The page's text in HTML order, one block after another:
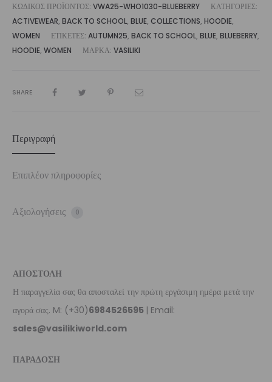
ΚΩΔΙΚΌΣ ΠΡΟΪΌΝΤΟΣ: VWA25-WHO1030-BLUEBERRY
ΚΑΤΗΓΟΡΊΕΣ:
ACTIVEWEAR, BACK TO SCHOOL, BLUE, COLLECTIONS, HOODIE,
WOMEN
ΕΤΙΚΈΤΕΣ: AUTUMN25, BACK TO SCHOOL, BLUE, BLUEBERRY,
HOODIE, WOMEN ΜΆΡΚΑ: VASILIKI
SHARE
Περιγραφή
Επιπλέον πληροφορίες
Αξιολογήσεις 0
ΑΠΟΣΤΟΛΗ
Η παραγγελία σας θα αποσταλεί την πρώτη εργάσιμη ημέρα μετά την
αγορά σας. M: (+30)6984526595 | Email:
sales@vasilikiworld.com
ΠΑΡΑΔΟΣΗ